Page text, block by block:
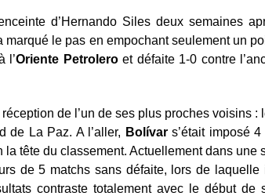
d’Hernando Siles deux semaines
marqué le pas en empochant seulement un
l’Oriente Petroleroet défaite 1-0 contre
de l’un de ses plus proches voisins :
de La Paz. A l’aller, Bolívars’était imposé 4
la tête du classement. Actuellement dans une
de 5 matchs sans défaite, lors de laquelle
contraste totalement avec le début de